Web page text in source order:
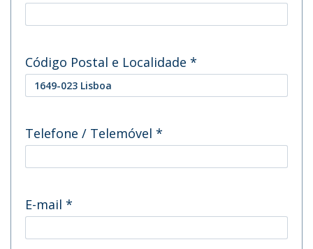
Código Postal e Localidade *
Telefone / Telemóvel *
E-mail *